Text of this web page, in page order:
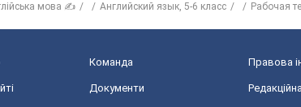
мова ✍ Английский язык, 5-6 класс Рабочая
Команда Правова
Документи